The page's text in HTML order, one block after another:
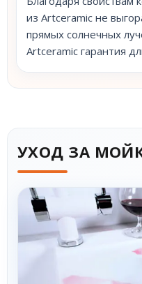
из Artceramic не
прямых солнечных
Artceramic гарантия
УХОД ЗА